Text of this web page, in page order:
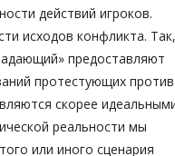
действий игроков.
исходов конфликта. Так,
предоставляют
протестующих против
скорее
реальности мы
или иного сценария